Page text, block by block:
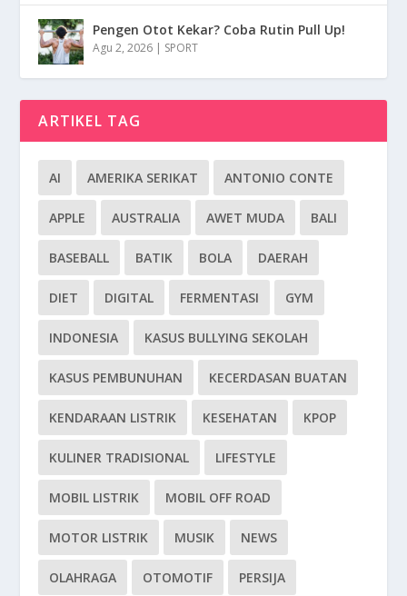
Pengen Otot Kekar? Coba Rutin Pull Up!
Agu 2, 2026 | SPORT
ARTIKEL TAG
AI AMERIKA SERIKAT ANTONIO CONTE
APPLE AUSTRALIA AWET MUDA BALI
BASEBALL BATIK BOLA DAERAH
DIET DIGITAL FERMENTASI GYM
INDONESIA KASUS BULLYING SEKOLAH
KASUS PEMBUNUHAN KECERDASAN BUATAN
KENDARAAN LISTRIK KESEHATAN KPOP
KULINER TRADISIONAL LIFESTYLE
MOBIL LISTRIK MOBIL OFF ROAD
MOTOR LISTRIK MUSIK NEWS
OLAHRAGA OTOMOTIF PERSIJA